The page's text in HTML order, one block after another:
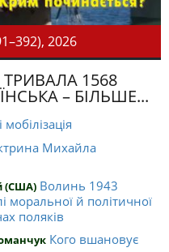
2026
1568
– БІЛЬШЕ...
мобілізація
Михайла
(США) Волинь 1943
моральної й політичної
поляків
Кого вшановує